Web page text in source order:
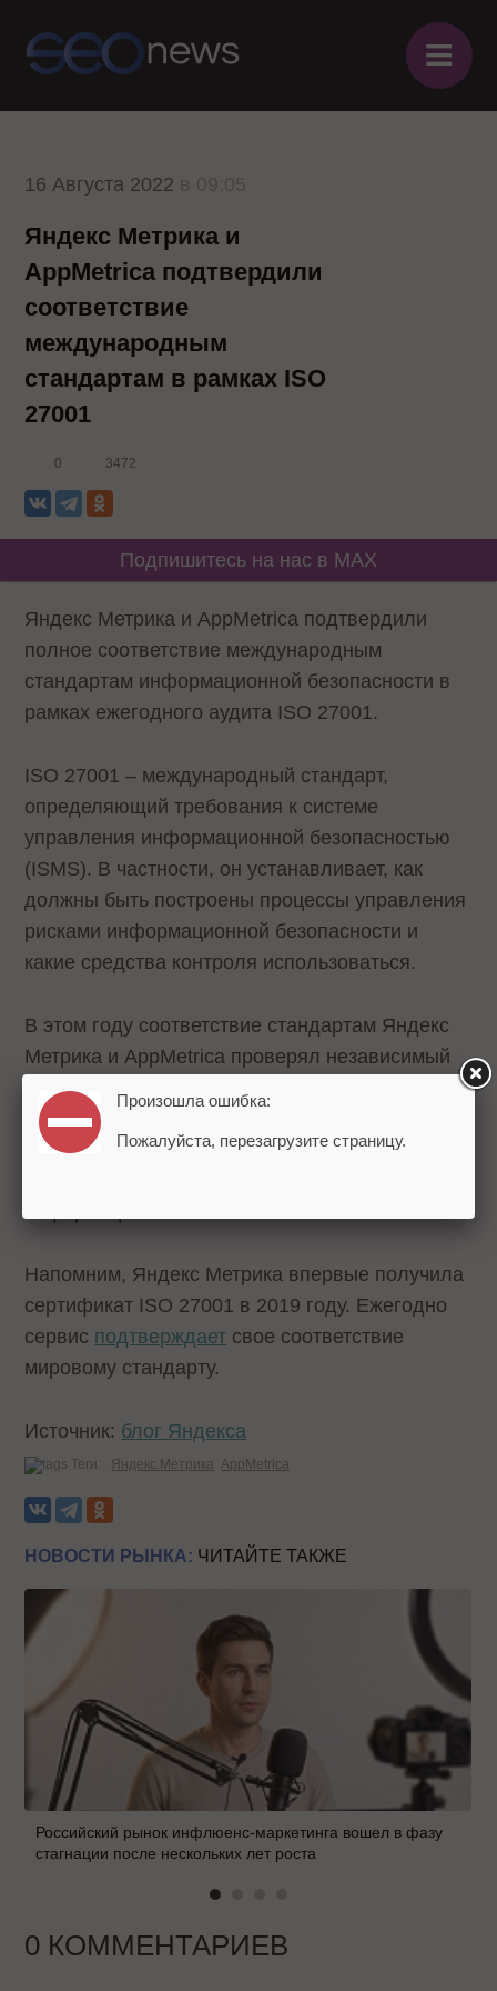
≡
16 Августа 2022
Яндекс Метрика и
AppMetrica подтвердили
соответствие
международным
стандартам в рамках ISO
27001
0 3472
Подпишитесь на нас в MAX
Яндекс Метрика и AppMetrica подтвердили
полное соответствие международным
стандартам информационной безопасности в
рамках ежегодного аудита ISO 27001.
ISO 27001 – международный стандарт,
определяющий требования к системе
управления информационной безопасностью
(ISMS). В частности, он устанавливает, как
должны быть построены процессы управления
рисками информационной безопасности и
какие средства контроля использоваться.
В этом году соответствие стандартам Яндекс
Метрика и AppMetrica проверял независимый
аудитор TÜV Rheinland Group. Анализ показал,
что система управления рисками в сервисах
Яндекса развивается на основе лучших
Напомним, Яндекс Метрика впервые получила
сертификат ISO 27001 в 2019 году. Ежегодно
сервис подтверждает свое соответствие
мировому стандарту.
Источник: блог Яндекса
Теги: Яндекс.Метрика AppMetrica
НОВОСТИ РЫНКА: ЧИТАЙТЕ ТАКЖЕ
Российский рынок инфлюенс-маркетинга вошел в фазу
стагнации после нескольких лет роста
0 КОММЕНТАРИЕВ
Произошла ошибка:
Пожалуйста, перезагрузите страницу.